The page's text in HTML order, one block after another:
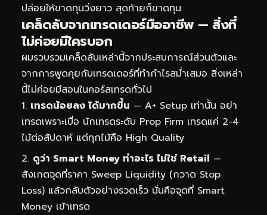
ปล่อยให้ขาดทุนวิ่งยาว สุดท้ายก็ขาดทุน
เคล็ดลับจากเทรดเดอร์มืออาชีพ — สิ่งที่
ไม่ค่อยมีใครบอก
ผมรวบรวมเคล็ดลับเหล่านี้จากประสบการณ์ส่วนตัวและ
จากการพูดคุยกับเทรดเดอร์ที่ทำกำไรสม่ำเสมอ สิ่งเหล่า
นี้ไม่ค่อยมีสอนในคอร์สเทรดทั่วไป
เทรดน้อยลง ได้มากขึ้น — A+ Setup เท่านั้น อย่า
เทรดเพราะเบื่อ นักเทรดระดับ Prop Firm เทรดแค่ 2-4
ไม้ต่อสัปดาห์ แต่ทุกไม้คือ High Quality
ดูว่า Smart Money ทำอะไร ไม่ใช่ Retail —
สังเกตจุดที่ราคา Sweep Liquidity (กวาด Stop
Loss) แล้วกลับตัวอย่างรวดเร็ว นั่นคือจุดที่ Smart
Money เข้าเทรด